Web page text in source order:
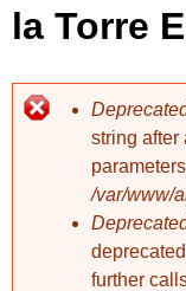
la Torre
string after
/var/www/
further